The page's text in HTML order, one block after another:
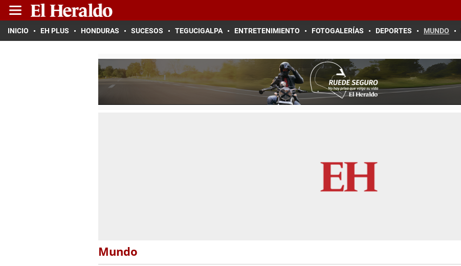
INICIO EH PLUS HONDURAS SUCESOS TEGUCIGALPA ENTRETENIMIENTO FOTOGALERÍAS DEPORTES MUNDO
Mundo